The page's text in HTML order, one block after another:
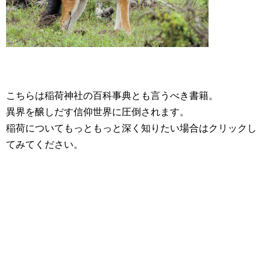
こちらは稲荷神社の百科事典とも言うべき書籍。
異界を醸しだす信仰世界に圧倒されます。
稲荷についてもっともっと深く知りたい場合はクリックし
てみてください。